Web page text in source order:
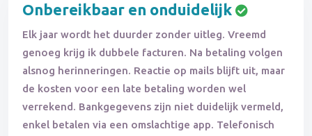
Onbereikbaar en onduidelijk
Elk jaar wordt het duurder zonder uitleg. Vreemd
genoeg krijg ik dubbele facturen. Na betaling volgen
alsnog herinneringen. Reactie op mails blijft uit, maar
de kosten voor een late betaling worden wel
verrekend. Bankgegevens zijn niet duidelijk vermeld,
enkel betalen via een omslachtige app. Telefonisch